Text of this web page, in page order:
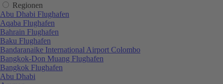
Regionen
Abu Dhabi Flughafen
Aqaba Flughafen
Bahrain Flughafen
Baku Flughafen
Bandaranaike International Airport Colombo
Bangkok-Don Muang Flughafen
Bangkok Flughafen
Abu Dhabi